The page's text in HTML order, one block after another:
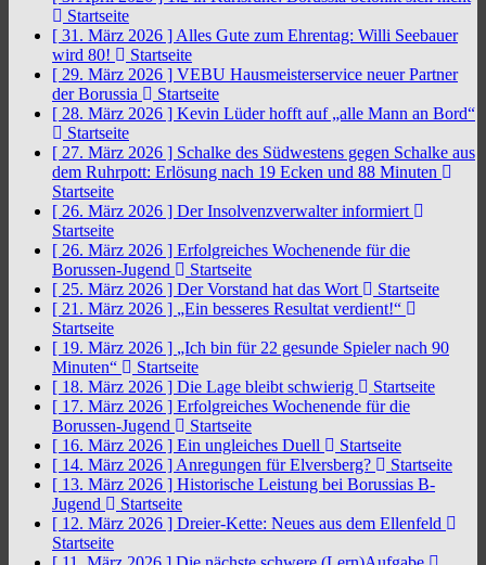
Startseite
[ 31. März 2026 ] Alles Gute zum Ehrentag: Willi Seebauer
wird 80!
Startseite
[ 29. März 2026 ] VEBU Hausmeisterservice neuer Partner
der Borussia
Startseite
[ 28. März 2026 ] Kevin Lüder hofft auf „alle Mann an Bord“
Startseite
[ 27. März 2026 ] Schalke des Südwestens gegen Schalke aus
dem Ruhrpott: Erlösung nach 19 Ecken und 88 Minuten
Startseite
[ 26. März 2026 ] Der Insolvenzverwalter informiert
Startseite
[ 26. März 2026 ] Erfolgreiches Wochenende für die
Borussen-Jugend
Startseite
[ 25. März 2026 ] Der Vorstand hat das Wort
Startseite
[ 21. März 2026 ] „Ein besseres Resultat verdient!“
Startseite
[ 19. März 2026 ] „Ich bin für 22 gesunde Spieler nach 90
Minuten“
Startseite
[ 18. März 2026 ] Die Lage bleibt schwierig
Startseite
[ 17. März 2026 ] Erfolgreiches Wochenende für die
Borussen-Jugend
Startseite
[ 16. März 2026 ] Ein ungleiches Duell
Startseite
[ 14. März 2026 ] Anregungen für Elversberg?
Startseite
[ 13. März 2026 ] Historische Leistung bei Borussias B-
Jugend
Startseite
[ 12. März 2026 ] Dreier-Kette: Neues aus dem Ellenfeld
Startseite